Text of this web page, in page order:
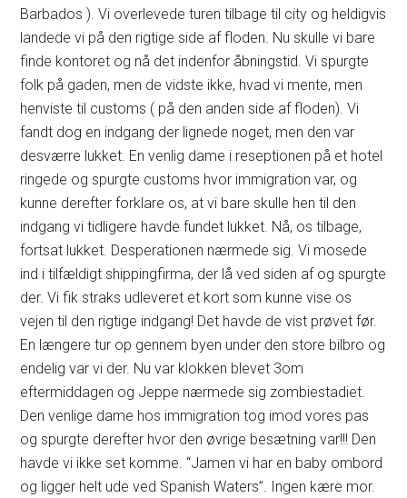
Barbados ). Vi overlevede turen tilbage til city og heldigvis
landede vi på den rigtige side af floden. Nu skulle vi bare
finde kontoret og nå det indenfor åbningstid. Vi spurgte
folk på gaden, men de vidste ikke, hvad vi mente, men
henviste til customs ( på den anden side af floden). Vi
fandt dog en indgang der lignede noget, men den var
desværre lukket. En venlig dame i reseptionen på et hotel
ringede og spurgte customs hvor immigration var, og
kunne derefter forklare os, at vi bare skulle hen til den
indgang vi tidligere havde fundet lukket. Nå, os tilbage,
fortsat lukket. Desperationen nærmede sig. Vi mosede
ind i tilfældigt shippingfirma, der lå ved siden af og spurgte
der. Vi fik straks udleveret et kort som kunne vise os
vejen til den rigtige indgang! Det havde de vist prøvet før.
En længere tur op gennem byen under den store bilbro og
endelig var vi der. Nu var klokken blevet 3om
eftermiddagen og Jeppe nærmede sig zombiestadiet.
Den venlige dame hos immigration tog imod vores pas
og spurgte derefter hvor den øvrige besætning var!!! Den
havde vi ikke set komme. “Jamen vi har en baby ombord
og ligger helt ude ved Spanish Waters”. Ingen kære mor.